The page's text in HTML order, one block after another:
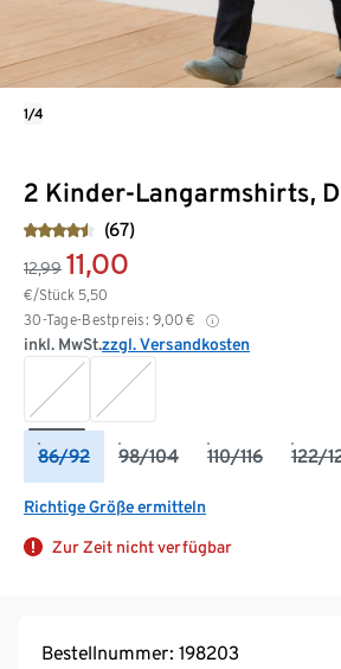
2 Kinder-Langarmshirts,
(67)
12,99 11,00
€/Stück 5,50
30-Tage-Bestpreis: 9,00 €
inkl. MwSt.zzgl. Versandkosten
86/92 98/104 110/116 122/
Richtige Größe ermitteln
Zur Zeit nicht verfügbar
1/4
Bestellnummer: 198203